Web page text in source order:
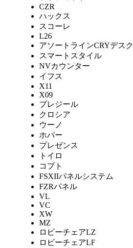
CZR
ハックス
スコーレ
L26
アソートラインCRYデスク
スマートスタイル
NVカウンター
イフス
X11
X09
プレジール
クロシア
ウーノ
ホバー
プレゼンス
トイロ
コプト
FSXIIパネルシステム
FZRパネル
VL
VC
XW
MZ
ロビーチェアLZ
ロビーチェアLF